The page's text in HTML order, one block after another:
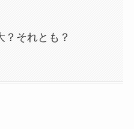
？それとも？